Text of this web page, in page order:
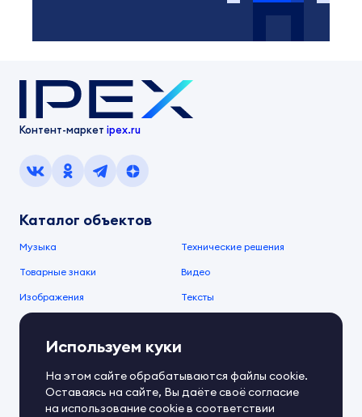
Контент-маркет ipex.ru
Каталог объектов
Музыка Технические решения
Товарные знаки Видео
Изображения Тексты
О компании
О сервисе
Документы IPEX Справочный центр
Контакты Обратная связь
Используем куки
На этом сайте обрабатываются файлы cookie.
Оставаясь на сайте, Вы даёте своё согласие
на использование cookie в соответствии